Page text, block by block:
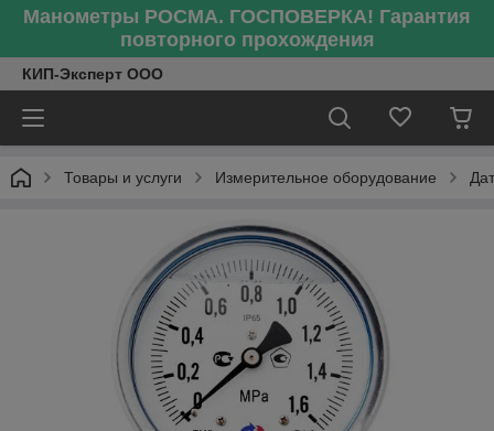
Манометры РОСМА. ГОСПОВЕРКА! Гарантия
повторного прохождения
КИП-Эксперт ООО
Товары и услуги Измерительное оборудование